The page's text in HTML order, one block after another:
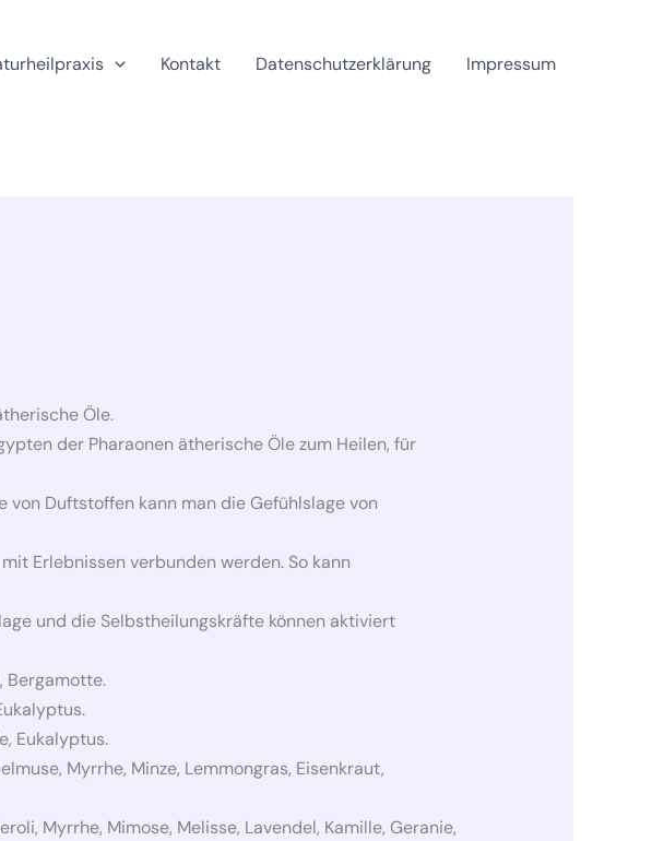
Kontakt Datenschutzerklärung Impressum
Öle.
der Pharaonen ätherische Öle zum Heilen, für
von Duftstoffen kann man die Gefühlslage von
Erlebnissen verbunden werden. So kann
und die Selbstheilungskräfte können aktiviert
Bergamotte.
Eukalyptus.
Myrrhe, Minze, Lemmongras, Eisenkraut,
Myrrhe, Mimose, Melisse, Lavendel, Kamille, Geranie,